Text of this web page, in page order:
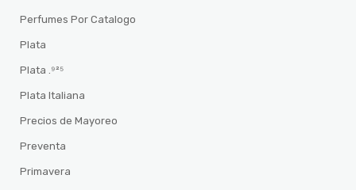
Perfumes Por Catalogo
Plata
Plata .⁹²⁵
Plata Italiana
Precios de Mayoreo
Preventa
Primavera